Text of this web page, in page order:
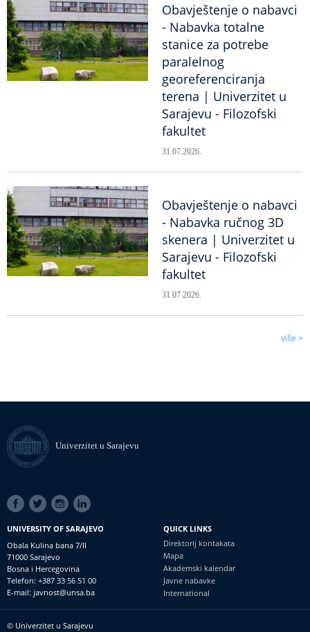
Obavještenje o nabavci
- Nabavka totalne
stanice za potrebe
paralelnog
georeferenciranja
terena | Univerzitet u
Sarajevu - Filozofski
fakultet
31.07.2026.
Obavještenje o nabavci
- Nabavka ručnog 3D
skenera | Univerzitet u
Sarajevu - Filozofski
fakultet
31.07.2026.
više >
Univerzitet u Sarajevu
SOCIAL
LINKS
UNIVERSITY OF SARAJEVO
Obala Kulina bana 7/II
71000 Sarajevo
Bosna i Hercegovina
Telefon: +387 33 56 51 00
E-mail: javnost@unsa.ba
QUICK LINKS
Direktorij kontakata
Mapa
Akademski kalendar
Javne nabavke
International
© Univerzitet u Sarajevu